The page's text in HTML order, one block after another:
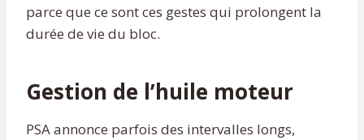
parce que ce sont ces gestes qui prolongent la
durée de vie du bloc.
Gestion de l’huile moteur
PSA annonce parfois des intervalles longs,